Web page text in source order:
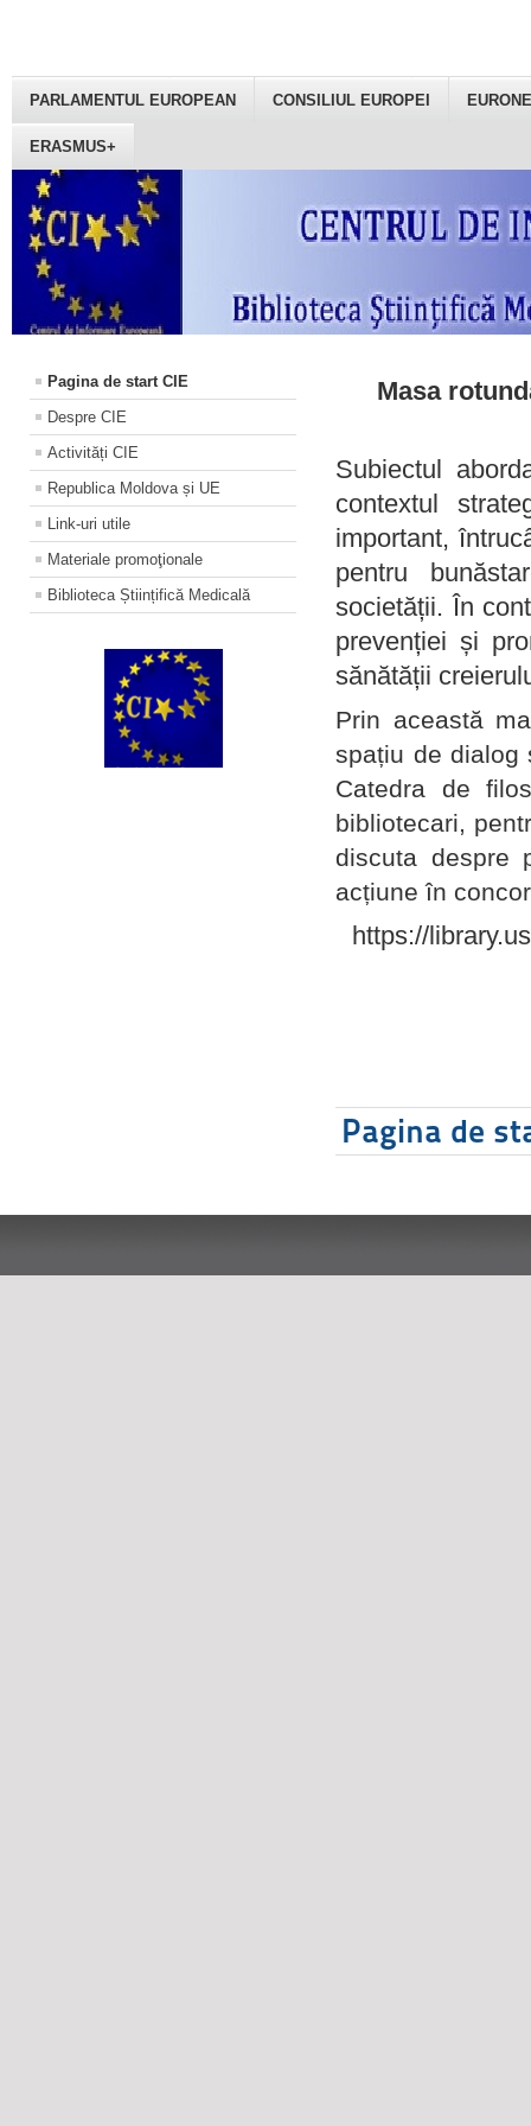
PARLAMENTUL EUROPEAN CONSILIUL EUROPEI
ERASMUS+
Pagina de start CIE
Despre CIE
Activități CIE
Republica Moldova și UE
Link-uri utile
Materiale promoţionale
Biblioteca Științifică Medicală
Masa
Subiectul
contextul
important,
pentru
societății. În
prevenției și
sănătății
Prin această
spațiu de dialog
Catedra de
bibliotecari,
discuta despre
acțiune în
https://
Pagina de